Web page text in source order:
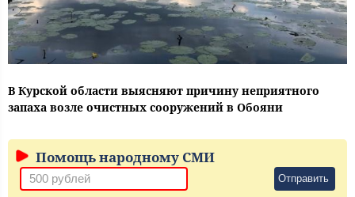
В Курской области выясняют причину неприятного
запаха возле очистных сооружений в Обояни
Помощь народному СМИ
Отправить